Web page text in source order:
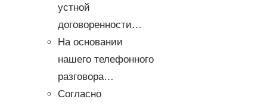
устной
договоренности…
На основании
нашего телефонного
разговора…
Согласно